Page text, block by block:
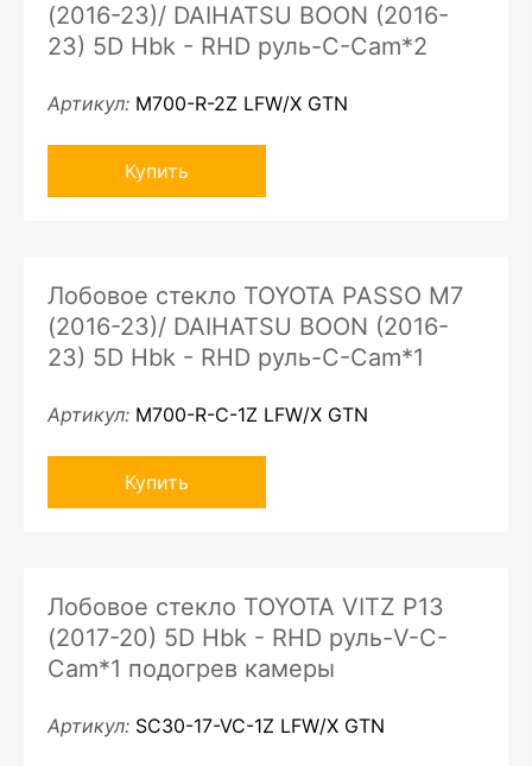
(2016-23)/ DAIHATSU BOON (2016-
23) 5D Hbk - RHD руль-C-Cam*2
Артикул: M700-R-2Z LFW/X GTN
Купить
Лобовое стекло TOYOTA PASSO M7
(2016-23)/ DAIHATSU BOON (2016-
23) 5D Hbk - RHD руль-C-Cam*1
Артикул: M700-R-C-1Z LFW/X GTN
Купить
Лобовое стекло TOYOTA VITZ P13
(2017-20) 5D Hbk - RHD руль-V-С-
Cam*1 подогрев камеры
Артикул: SC30-17-VC-1Z LFW/X GTN